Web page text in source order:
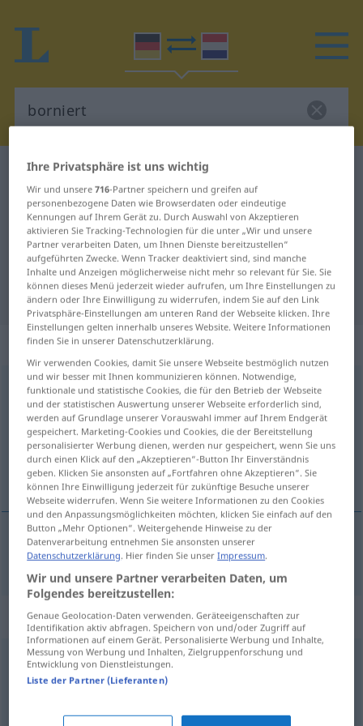
Deutsch-Niederländisch Wörterbuch
Deutsch-Niederländisch
Übersetzung für "borniert"
"borniert" Niederländisch
Übersetzung
„borniert“
borniert
Übersicht aller Übersetzungen
(Für mehr Details die Übersetzung anklicken/antippen)
bekrompen, geborneerd
bekrompen(van geest),geborneerd borniert
Synonyme für "borniert"
bieder,provinziell,spießig (Hauptform)
Ihre Privatsphäre ist uns wichtig
Wir und unsere716-Partner speichern und greifen auf
personenbezogene Daten wie Browserdaten oder eindeutige
Kennungen auf Ihrem Gerät zu. Durch Auswahl von Akzeptieren
aktivieren Sie Tracking-Technologien für die unter „Wir und unsere
Partner verarbeiten Daten, um Ihnen Dienste bereitzustellen“
aufgeführten Zwecke. Wenn Tracker deaktiviert sind, sind manche
Inhalte und Anzeigen möglicherweise nicht mehr so relevant für Sie. Sie
können dieses Menü jederzeit wieder aufrufen, um Ihre Einstellungen zu
ändern oder Ihre Einwilligung zu widerrufen, indem Sie auf den Link
Privatsphäre-Einstellungen am unteren Rand der Webseite klicken. Ihre
Einstellungen gelten innerhalb unseres Website. Weitere Informationen
finden Sie in unserer Datenschutzerklärung.
Wir verwenden Cookies, damit Sie unsere Webseite bestmöglich nutzen
und wir besser mit Ihnen kommunizieren können. Notwendige,
funktionale und statistische Cookies, die für den Betrieb der Webseite
und der statistischen Auswertung unserer Webseite erforderlich sind,
werden auf Grundlage unserer Vorauswahl immer auf Ihrem Endgerät
gespeichert. Marketing-Cookies und Cookies, die der Bereitstellung
personalisierter Werbung dienen, werden nur gespeichert, wenn Sie uns
durch einen Klick auf den „Akzeptieren“-Button Ihr Einverständnis
geben. Klicken Sie ansonsten auf „Fortfahren ohne Akzeptieren“. Sie
können Ihre Einwilligung jederzeit für zukünftige Besuche unserer
Webseite widerrufen. Wenn Sie weitere Informationen zu den Cookies
und den Anpassungsmöglichkeiten möchten, klicken Sie einfach auf den
Button „Mehr Optionen“. Weitergehende Hinweise zu der
Datenverarbeitung entnehmen Sie ansonsten unserer
Datenschutzerklärung. Hier finden Sie unserImpressum.
Wir und unsere Partner verarbeiten Daten, um
Folgendes bereitzustellen:
Genaue Geolocation-Daten verwenden. Geräteeigenschaften zur
Identifikation aktiv abfragen. Speichern von und/oder Zugriff auf
Informationen auf einem Gerät. Personalisierte Werbung und Inhalte,
Messung von Werbung und Inhalten, Zielgruppenforschung und
Entwicklung von Dienstleistungen.
Liste der Partner (Lieferanten)